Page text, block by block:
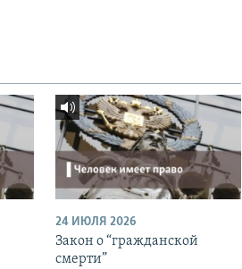
24 ИЮЛЯ 2026
Закон о “гражданской
смерти”